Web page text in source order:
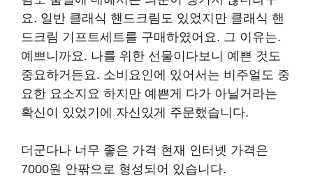
요. 일반 클래식 핸드크림도 있었지만 클래식 핸
드크림 기프트세트를 구매하였어요. 그 이유는.
예쁘니까요. 나를 위한 선물이다보니 예쁜 것도
중요하거든요. 소비요인에 있어서는 비주얼도 중
요한 요소지요 하지만 예쁜게 다가 아닐거라는
확신이 있었기에 자신있게 주문했습니다.
더군다나 너무 좋은 가격 현재 인터넷 가격은
7000원 안팎으로 형성되어 있습니다.